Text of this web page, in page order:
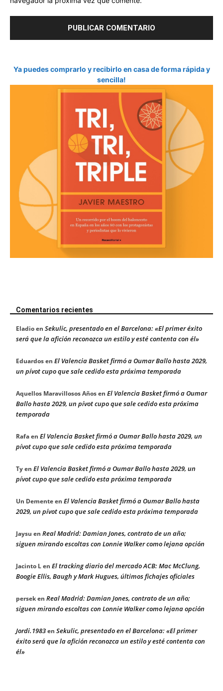
Ya puedes comprarlo y recibirlo en casa de forma rápida y
sencilla!
Comentarios recientes
Eladioen Sekulic, presentado en el Barcelona: «El primer éxito
será que la afición reconozca un estilo y esté contenta con él»
Eduardosen El Valencia Basket firmó a Oumar Ballo hasta 2029,
un pívot cupo que sale cedido esta próxima temporada
Aquellos Maravillosos Añosen El Valencia Basket firmó a Oumar
Ballo hasta 2029, un pívot cupo que sale cedido esta próxima
temporada
Rafaen El Valencia Basket firmó a Oumar Ballo hasta 2029, un
pívot cupo que sale cedido esta próxima temporada
Tyen El Valencia Basket firmó a Oumar Ballo hasta 2029, un
pívot cupo que sale cedido esta próxima temporada
Un Dementeen El Valencia Basket firmó a Oumar Ballo hasta
2029, un pívot cupo que sale cedido esta próxima temporada
Jaysu en Real Madrid: Damian Jones, contrato de un año;
siguen mirando escoltas con Lonnie Walker como lejana opción
Jacinto Len El tracking diario del mercado ACB: Mac McClung,
Boogie Ellis, Baugh y Mark Hugues, últimos fichajes oficiales
perseken Real Madrid: Damian Jones, contrato de un año;
siguen mirando escoltas con Lonnie Walker como lejana opción
Jordi.1983en Sekulic, presentado en el Barcelona: «El primer
éxito será que la afición reconozca un estilo y esté contenta con
él»